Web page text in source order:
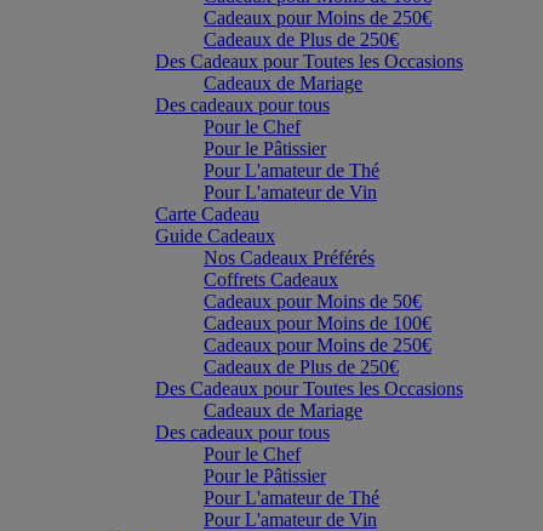
Cadeaux pour Moins de 250€
Cadeaux de Plus de 250€
Des Cadeaux pour Toutes les Occasions
Cadeaux de Mariage
Des cadeaux pour tous
Pour le Chef
Pour le Pâtissier
Pour L'amateur de Thé
Pour L'amateur de Vin
Carte Cadeau
Guide Cadeaux
Nos Cadeaux Préférés
Coffrets Cadeaux
Cadeaux pour Moins de 50€
Cadeaux pour Moins de 100€
Cadeaux pour Moins de 250€
Cadeaux de Plus de 250€
Des Cadeaux pour Toutes les Occasions
Cadeaux de Mariage
Des cadeaux pour tous
Pour le Chef
Pour le Pâtissier
Pour L'amateur de Thé
Pour L'amateur de Vin